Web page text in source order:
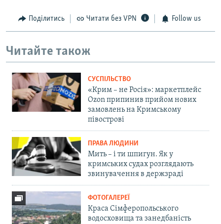
Поділитись Читати без VPN Follow us
Читайте також
СУСПІЛЬСТВО
«Крим – не Росія»: маркетплейс
Ozon припинив прийом нових
замовлень на Кримському
півострові
ПРАВА ЛЮДИНИ
Мить – і ти шпигун. Як у
кримських судах розглядають
звинувачення в держзраді
ФОТОГАЛЕРЕЇ
Краса Сімферопольського
водосховища та занедбаність